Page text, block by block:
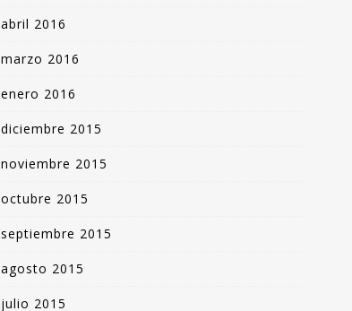
abril 2016
marzo 2016
enero 2016
diciembre 2015
noviembre 2015
octubre 2015
septiembre 2015
agosto 2015
julio 2015